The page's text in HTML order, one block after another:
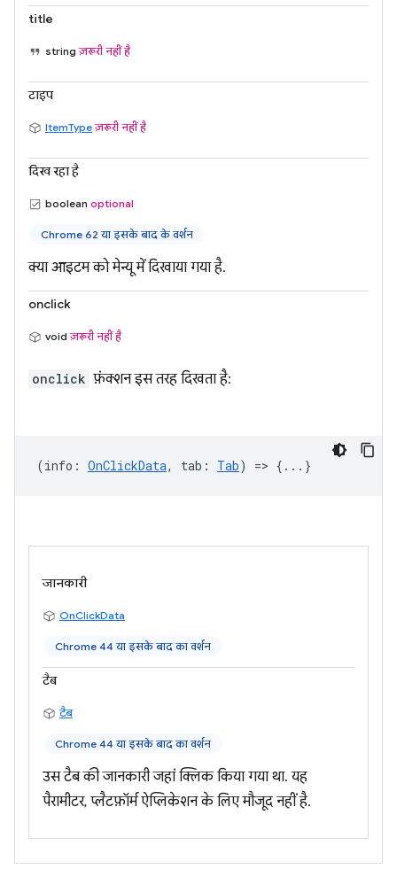
title
stringज़रूरी नहीं है
टाइप
ItemType ज़रूरी नहीं है
दिख रहा है
boolean optional
Chrome 62 या इसके बाद के वर्शन
क्या आइटम को मेन्यू में दिखाया गया है.
onclick
voidज़रूरी नहीं है
onclick फ़ंक्शन इस तरह दिखता है:
(info : OnClickData, tab : Tab) => {...}
जानकारी
OnClickData
Chrome 44 या इसके बाद का वर्शन
टैब
टैब
Chrome 44 या इसके बाद का वर्शन
उस टैब की जानकारी जहां क्लिक किया गया था. यह
पैरामीटर, प्लैटफ़ॉर्म ऐप्लिकेशन के लिए मौजूद नहीं है.